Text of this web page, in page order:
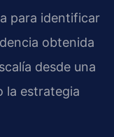
para identificar
obtenida
desde una
la estrategia